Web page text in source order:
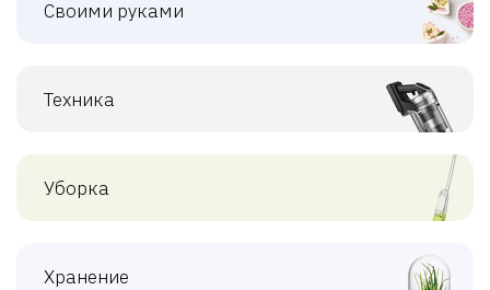
Своими руками
Техника
Уборка
Хранение